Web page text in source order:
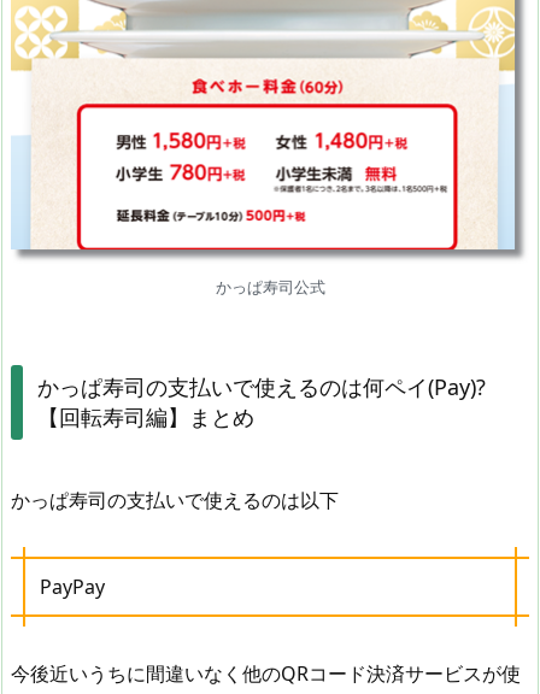
かっぱ寿司公式
かっぱ寿司の支払いで使えるのは何ペイ(Pay)?
【回転寿司編】まとめ
かっぱ寿司の支払いで使えるのは以下
PayPay
今後近いうちに間違いなく他のQRコード決済サービスが使